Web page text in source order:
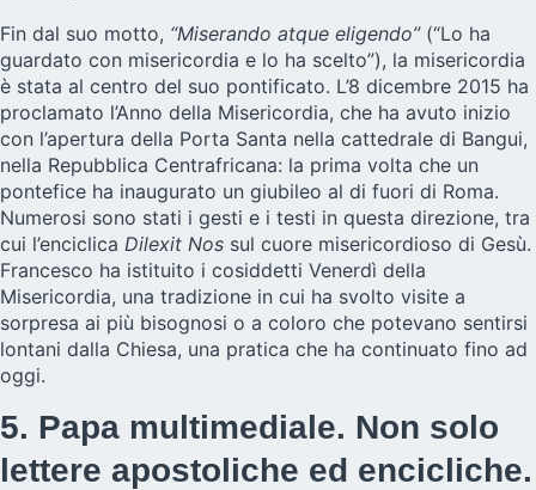
Fin dal suo motto, “Miserando atque eligendo” (“Lo ha
guardato con misericordia e lo ha scelto”), la misericordia
è stata al centro del suo pontificato. L’8 dicembre 2015 ha
proclamato l’Anno della Misericordia, che ha avuto inizio
con l’apertura della Porta Santa nella cattedrale di Bangui,
nella Repubblica Centrafricana: la prima volta che un
pontefice ha inaugurato un giubileo al di fuori di Roma.
Numerosi sono stati i gesti e i testi in questa direzione, tra
cui l’enciclica Dilexit Nos sul cuore misericordioso di Gesù.
Francesco ha istituito i cosiddetti Venerdì della
Misericordia, una tradizione in cui ha svolto visite a
sorpresa ai più bisognosi o a coloro che potevano sentirsi
lontani dalla Chiesa, una pratica che ha continuato fino ad
oggi.
5. Papa multimediale. Non solo
lettere apostoliche ed encicliche.